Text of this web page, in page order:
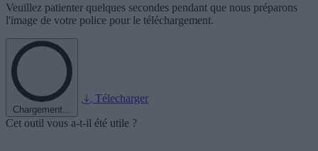
Veuillez patienter quelques secondes pendant que nous préparons
l'image de votre police pour le téléchargement.
Chargement...
Télecharger
Cet outil vous a-t-il été utile ?